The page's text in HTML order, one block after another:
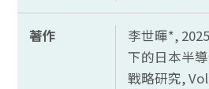
著作
李世暉*,
下的日本半
戰略研究,